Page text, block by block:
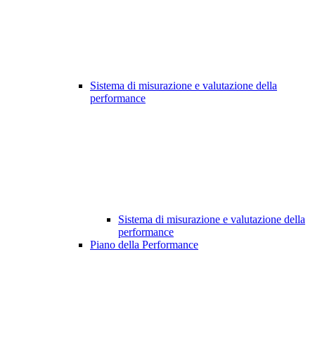
Sistema di misurazione e valutazione della
performance
Sistema di misurazione e valutazione della
performance
Piano della Performance